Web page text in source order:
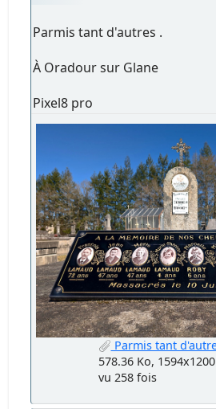
Parmis tant d'autres .
À Oradour sur Glane
Pixel8 pro
Parmis tant
578.36 Ko, 1594x1200
vu 258 fois